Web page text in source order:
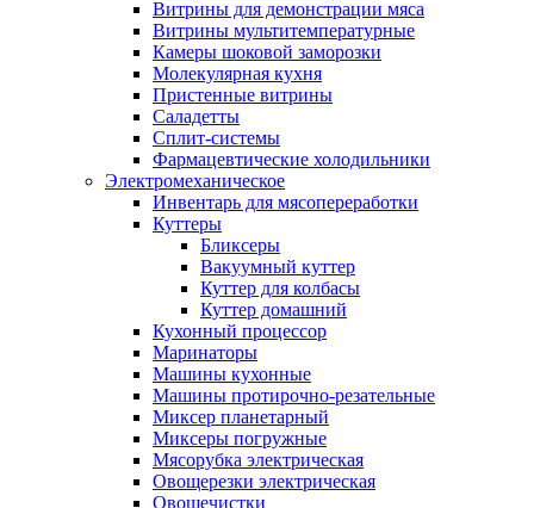
Витрины для демонстрации мяса
Витрины мультитемпературные
Камеры шоковой заморозки
Молекулярная кухня
Пристенные витрины
Саладетты
Сплит-системы
Фармацевтические холодильники
Электромеханическое
Инвентарь для мясопереработки
Куттеры
Бликсеры
Вакуумный куттер
Куттер для колбасы
Куттер домашний
Кухонный процессор
Маринаторы
Машины кухонные
Машины протирочно-резательные
Миксер планетарный
Миксеры погружные
Мясорубка электрическая
Овощерезки электрическая
Овощечистки